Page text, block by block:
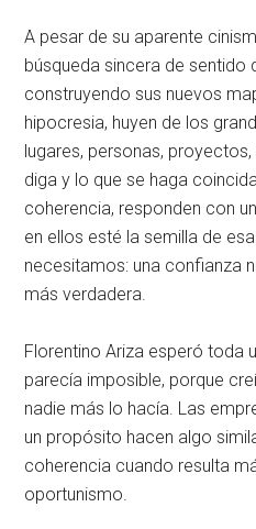
A pesar de su aparente
búsqueda sincera de sentido
construyendo sus nuevos
hipocresia, huyen de los
lugares, personas,
diga y lo que se haga
coherencia, responden con
en ellos esté la semilla de
necesitamos: una confianza
más verdadera.
Florentino Ariza esperó toda
parecía imposible, porque
nadie más lo hacía. Las
un propósito hacen algo
coherencia cuando resulta
oportunismo.